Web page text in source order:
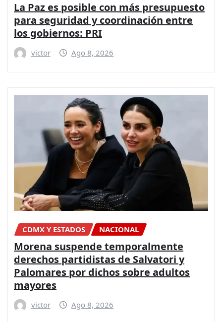
La Paz es posible con más presupuesto
para seguridad y coordinación entre
los gobiernos: PRI
victor Ago 8, 2026
CDMX Y ESTADOS NACIONAL
Morena suspende temporalmente
derechos partidistas de Salvatori y
Palomares por dichos sobre adultos
mayores
victor Ago 8, 2026